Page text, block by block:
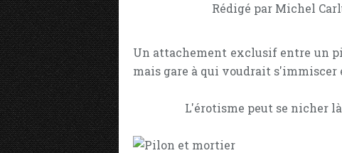
Rédigé par Michel
Un attachement exclusif entre un
mais gare à qui voudrait s'immiscer
L'érotisme peut se nicher